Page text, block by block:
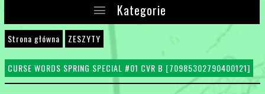
Kategorie
Strona główna ZESZYTY
CURSE WORDS SPRING SPECIAL #01 CVR B [70985302790400121]